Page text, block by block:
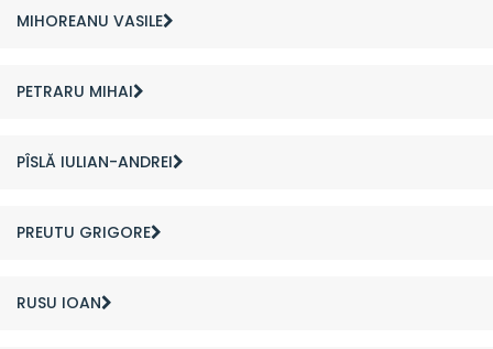
MIHOREANU VASILE
PETRARU MIHAI
PÎSLĂ IULIAN-ANDREI
PREUTU GRIGORE
RUSU IOAN